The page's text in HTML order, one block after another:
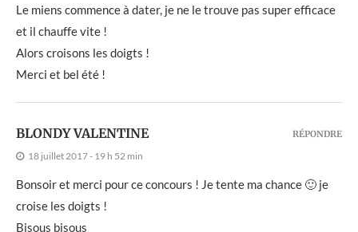
Le miens commence à dater, je ne le trouve pas super efficace
et il chauffe vite !
Alors croisons les doigts !
Merci et bel été !
BLONDY VALENTINE
18 juillet 2017 - 19 h 52 min
Bonsoir et merci pour ce concours ! Je tente ma chance 🙂 je
croise les doigts !
Bisous bisous
RÉPONDRE